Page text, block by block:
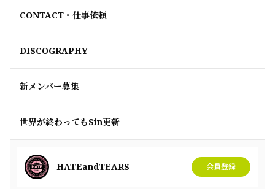
CONTACT・仕事依頼
DISCOGRAPHY
新メンバー募集
世界が終わってもSin更新
HATEandTEARS 会員登録